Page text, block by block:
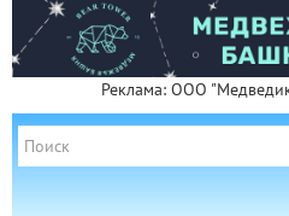
Реклама: ООО